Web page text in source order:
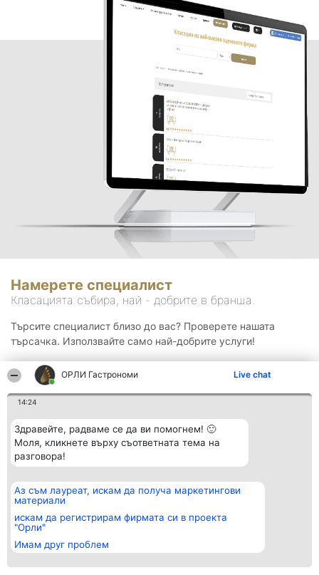
ОРЛИ Гастрономи Live chat
14:24
Здравейте, радваме се да ви помогнем! 🙂
Моля, кликнете върху съответната тема на
разговора!
Аз съм лауреат, искам да получа маркетингови
материали
искам да регистрирам фирмата си в проекта
"Орли"
Имам друг проблем
Намерете специалист
Класацията събира, най - добрите в бранша.
Търсите специалист близо до вас? Проверете нашата
търсачка. Използвайте само най-добрите услуги!
Организатор на
класиране
BulevardulAleea Timișul De
Sus Nr. 2, Bl. A30, Sc. A, Et.
4, Ap. 13
București 53-238
Класация
всички
Статут/Устав
Контакти